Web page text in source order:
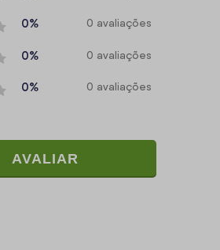
0% 0 avaliações
0% 0 avaliações
0% 0 avaliações
AVALIAR